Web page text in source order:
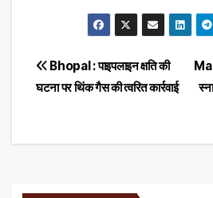
Post
navigation
Bhopal : पाइपलाइन क्षति की
घटना पर थिंक गैस की त्वरित कार्रवाई